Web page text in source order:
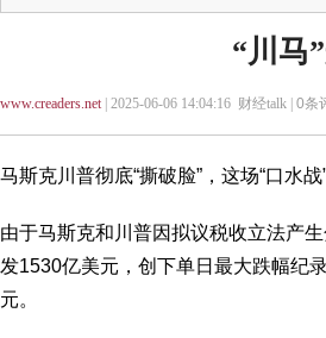
“川马
www.creaders.net| 2025-06-06 14:04:16 财经talk | 0条
马斯克川普彻底“撕破脸”，这场“口水
由于马斯克和川普因拟议税收立法产
发1530亿美元，创下单日最大跌幅纪
元。